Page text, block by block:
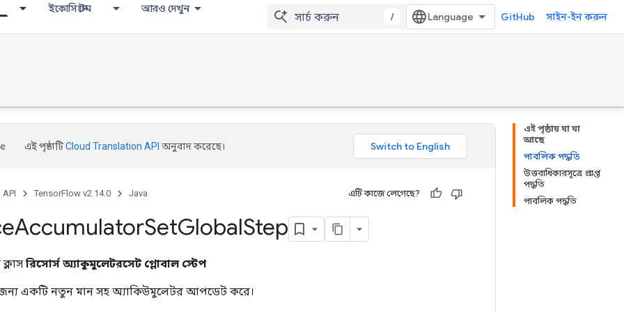
ইকোসিস্টেম আরও দেখুন
/ GitHub সাইন-ইন করুন
এই পৃষ্ঠায় যা যা
আছে
পাবলিক পদ্ধতি
উত্তরাধিকারসূত্রে প্রাপ্ত
পদ্ধতি
পাবলিক পদ্ধতি
এই পৃষ্ঠাটিCloud Translation API অনুবাদ করেছে।
API TensorFlow v2.14.0 Java এটি কাজে লেগেছে?
AccumulatorSetGlobalStep
রিসোর্স অ্যাকুমুলেটরসেট গ্লোবাল স্টেপ
জন্য একটি নতুন মান সহ অ্যাকিউমুলেটর আপডেট করে।